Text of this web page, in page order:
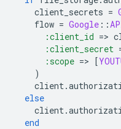
client_secrets =
flow = Google ::
:client_id =>
:client_secret
:scope => [
)
client.
else
client.
end